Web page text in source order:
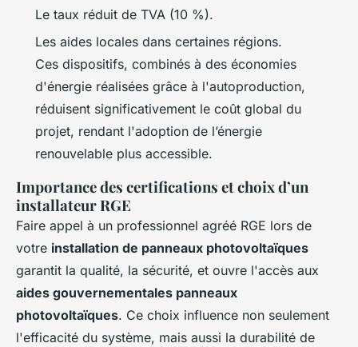
Le taux réduit de TVA (10 %).
Les aides locales dans certaines régions.
Ces dispositifs, combinés à des économies
d'énergie réalisées grâce à l'autoproduction,
réduisent significativement le coût global du
projet, rendant l'adoption de l’énergie
renouvelable plus accessible.
Importance des certifications et choix d’un
installateur RGE
Faire appel à un professionnel agréé RGE lors de
votre installation de panneaux photovoltaïques
garantit la qualité, la sécurité, et ouvre l'accès aux
aides gouvernementales panneaux
photovoltaïques. Ce choix influence non seulement
l'efficacité du système, mais aussi la durabilité de